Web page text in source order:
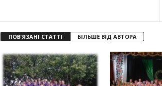
ПОВ'ЯЗАНІ СТАТТІ БІЛЬШЕ ВІД АВТОРА